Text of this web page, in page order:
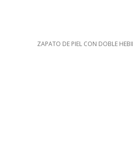
ZAPATO DE PIEL CON DOBLE